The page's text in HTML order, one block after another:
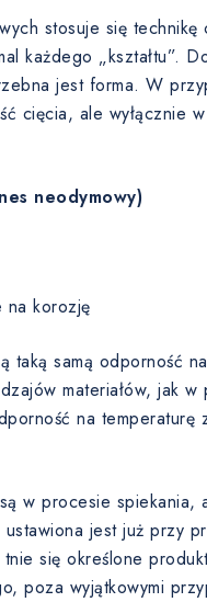
stosuje się technikę
każdego „kształtu”.
jest forma. W
cięcia, ale wyłącznie
neodymowy)
na korozję
taką samą odporność
materiałów, jak w
na temperaturę
w procesie spiekania,
jest już przy
się określone
poza wyjątkowymi